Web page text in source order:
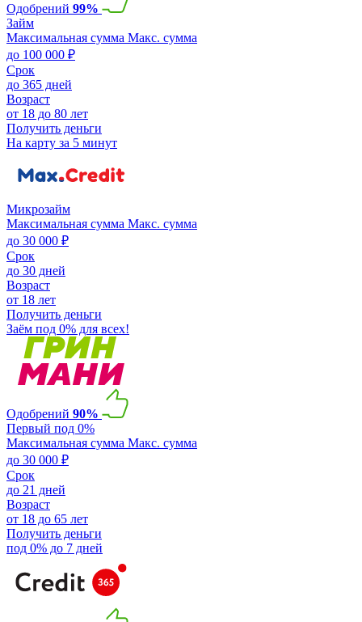
Одобрений 99%
Займ
Максимальная сумма Макс. сумма
до 100 000 ₽
Срок
до 365 дней
Возраст
от 18 до 80 лет
Получить деньги
На карту за 5 минут
Микрозайм
Максимальная сумма Макс. сумма
до 30 000 ₽
Срок
до 30 дней
Возраст
от 18 лет
Получить деньги
Заём под 0% для всех!
Одобрений 90%
Первый под 0%
Максимальная сумма Макс. сумма
до 30 000 ₽
Срок
до 21 дней
Возраст
от 18 до 65 лет
Получить деньги
под 0% до 7 дней